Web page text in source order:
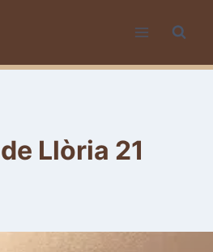
Llòria 21